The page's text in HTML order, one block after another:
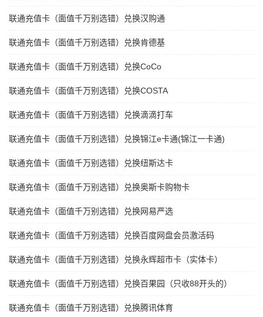
联通充值卡（面值千万别选错）兑换汉购通
联通充值卡（面值千万别选错）兑换肯德基
联通充值卡（面值千万别选错）兑换CoCo
联通充值卡（面值千万别选错）兑换COSTA
联通充值卡（面值千万别选错）兑换滴滴打车
联通充值卡（面值千万别选错）兑换锦江e卡通(锦江一卡通)
联通充值卡（面值千万别选错）兑换纽斯达卡
联通充值卡（面值千万别选错）兑换奥斯卡购物卡
联通充值卡（面值千万别选错）兑换网易严选
联通充值卡（面值千万别选错）兑换百度网盘会员激活码
联通充值卡（面值千万别选错）兑换永辉超市卡（实体卡）
联通充值卡（面值千万别选错）兑换百果园（只收88开头的）
联通充值卡（面值千万别选错）兑换腾讯体育